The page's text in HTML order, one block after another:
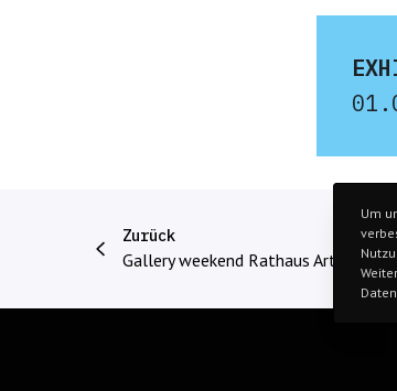
Zurück
Gallery weekend Rathaus Art
Um